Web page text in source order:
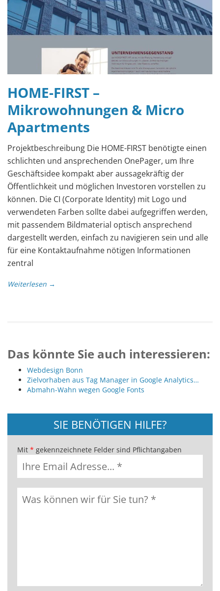
HOME-FIRST –
Mikrowohnungen & Micro
Apartments
Projektbeschreibung Die HOME-FIRST benötigte einen
schlichten und ansprechenden OnePager, um Ihre
Geschäftsidee kompakt aber aussagekräftig der
Öffentlichkeit und möglichen Investoren vorstellen zu
können. Die CI (Corporate Identity) mit Logo und
verwendeten Farben sollte dabei aufgegriffen werden,
mit passendem Bildmaterial optisch ansprechend
dargestellt werden, einfach zu navigieren sein und alle
für eine Kontaktaufnahme nötigen Informationen
zentral
Weiterlesen →
Das könnte Sie auch interessieren:
Webdesign Bonn
Zielvorhaben aus Tag Manager in Google Analytics…
Abmahn-Wahn wegen Google Fonts
SIE BENÖTIGEN HILFE?
Mit * gekennzeichnete Felder sind Pflichtangaben